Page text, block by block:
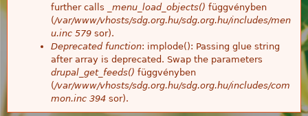
further calls
_menu_load_objects() függvényben
(/var/www/vhosts/sdg.org.hu/sdg.org.hu/includes/men
u.inc 579 sor).
Deprecated function: implode(): Passing glue string
after array is deprecated. Swap the parameters
drupal_get_feeds() függvényben
(/var/www/vhosts/sdg.org.hu/sdg.org.hu/includes/com
mon.inc 394 sor).